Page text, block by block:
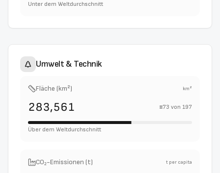
Unter dem Weltdurchschnitt
Umwelt & Technik
Fläche (km²) km²
283,561 #73 von 197
Über dem Weltdurchschnitt
CO₂-Emissionen (t) t per capita